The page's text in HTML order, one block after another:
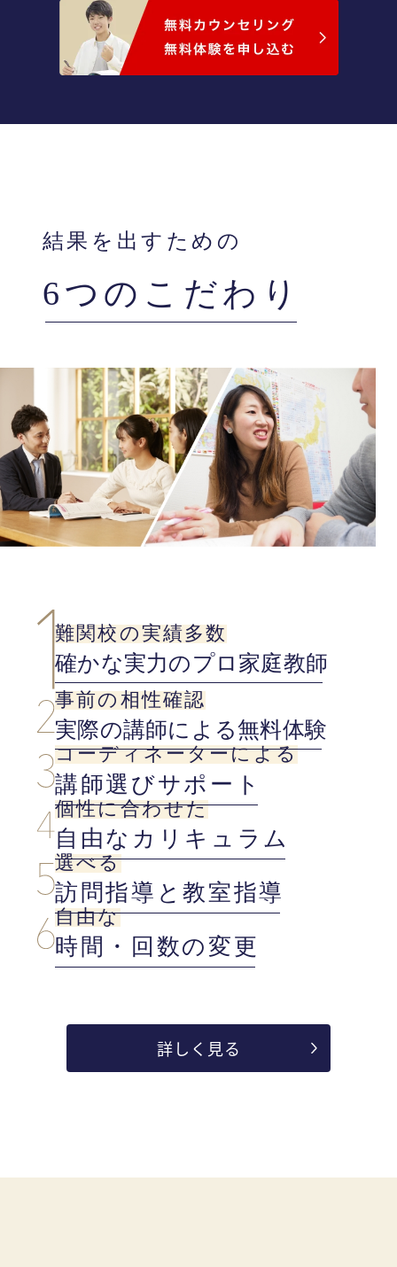
結果を出すための
6つのこだわり
難関校の実績多数
確かな実力のプロ家庭教師
事前の相性確認
実際の講師による無料体験
コーディネーターによる
講師選びサポート
個性に合わせた
自由なカリキュラム
選べる
訪問指導と教室指導
自由な
時間・回数の変更
詳しく見る